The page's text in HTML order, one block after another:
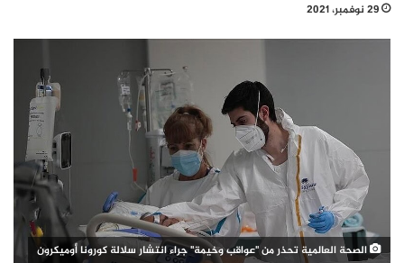
29 نوفمبر، 2021
الصحة العالمية تحذر من "عواقب وخيمة" جراء انتشار سلالة كورونا أوميكرون